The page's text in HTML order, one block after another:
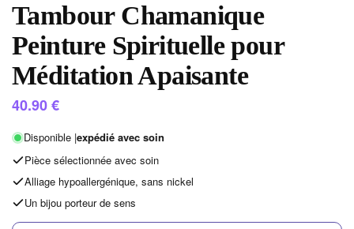
Tambour Chamanique
Peinture Spirituelle pour
Méditation Apaisante
40.90€
Disponible |expédié avec soin
Pièce sélectionnée avec soin
Alliage hypoallergénique, sans nickel
Un bijou porteur de sens